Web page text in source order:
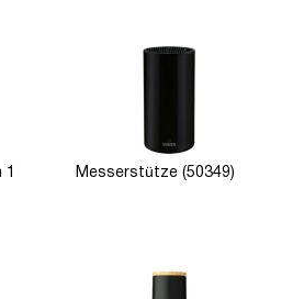
1
Messerstütze (50349)